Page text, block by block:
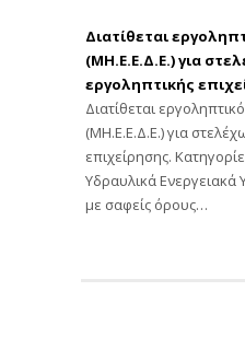
Διατίθεται
(ΜΗ.Ε.Ε.Δ.Ε.) για
εργοληπτικής
Διατίθεται
(ΜΗ.Ε.Ε.Δ.Ε.) για
επιχείρησης.
Υδραυλικά
με σαφείς όρους…